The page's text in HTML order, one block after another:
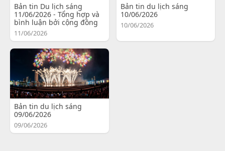
Bản tin Du lịch sáng
11/06/2026 - Tổng hợp và
bình luận bởi cộng đồng
11/06/2026
Bản tin du lịch sáng
10/06/2026
10/06/2026
Bản tin du lịch sáng
09/06/2026
09/06/2026